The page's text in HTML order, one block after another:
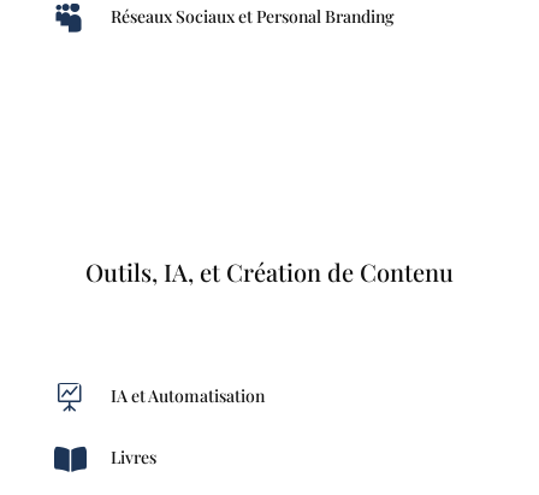
 Réseaux Sociaux et Personal Branding
Outils, IA, et Création de Contenu
 IA et Automatisation
 Livres